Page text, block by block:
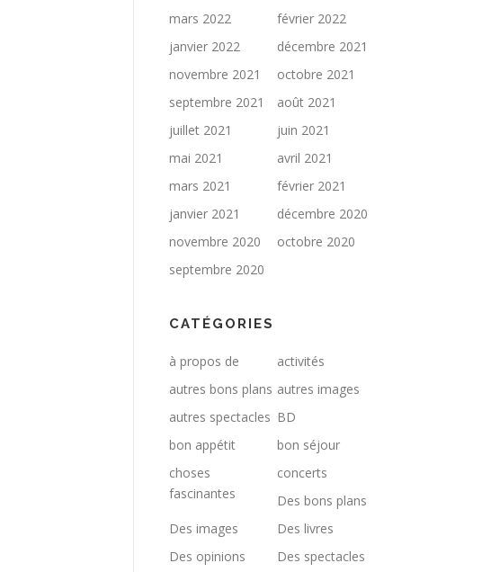
mars 2022
février 2022
janvier 2022
décembre 2021
novembre 2021
octobre 2021
septembre 2021
août 2021
juillet 2021
juin 2021
mai 2021
avril 2021
mars 2021
février 2021
janvier 2021
décembre 2020
novembre 2020
octobre 2020
septembre 2020
CATÉGORIES
à propos de
activités
autres bons plans autres images
autres spectacles BD
bon appétit
bon séjour
choses
fascinantes
concerts
Des bons plans
Des images
Des livres
Des opinions
Des spectacles